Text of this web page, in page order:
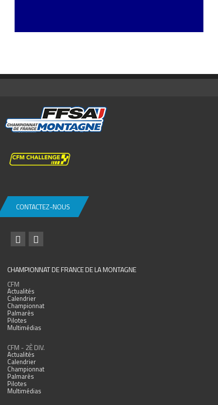
CONTACTEZ-NOUS
CHAMPIONNAT DE FRANCE DE LA MONTAGNE
CFM
Actualités
Calendrier
Championnat
Palmarès
Pilotes
Multimédias
CFM - 2È DIV.
Actualités
Calendrier
Championnat
Palmarès
Pilotes
Multimédias